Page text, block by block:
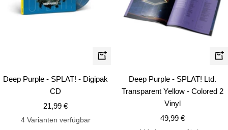
In
den
Warenkorb
Deep Purple - SPLAT! - Digipak
CD
Angebotspreis
21,99 €
4 Varianten verfügbar
In
Deep Purple - SPLAT! Ltd.
Transparent Yellow - Colored 2
Vinyl
Angebotspreis
49,99 €